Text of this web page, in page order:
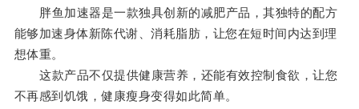
胖鱼加速器是一款独具创新的减肥产品，其独特的配方
能够加速身体新陈代谢、消耗脂肪，让您在短时间内达到理
想体重。
这款产品不仅提供健康营养，还能有效控制食欲，让您
不再感到饥饿，健康瘦身变得如此简单。